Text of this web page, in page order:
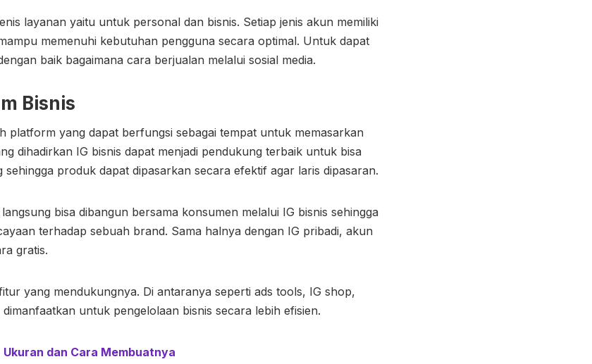
layanan yaitu untuk personal dan bisnis. Setiap jenis akun memiliki
memenuhi kebutuhan pengguna secara optimal. Untuk dapat
baik bagaimana cara berjualan melalui sosial media.
Bisnis
platform yang dapat berfungsi sebagai tempat untuk memasarkan
dihadirkan IG bisnis dapat menjadi pendukung terbaik untuk bisa
sehingga produk dapat dipasarkan secara efektif agar laris dipasaran.
bisa dibangun bersama konsumen melalui IG bisnis sehingga
terhadap sebuah brand. Sama halnya dengan IG pribadi, akun
gratis.
yang mendukungnya. Di antaranya seperti ads tools, IG shop,
untuk pengelolaan bisnis secara lebih efisien.
Ukuran dan Cara Membuatnya